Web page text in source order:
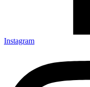
Instagram